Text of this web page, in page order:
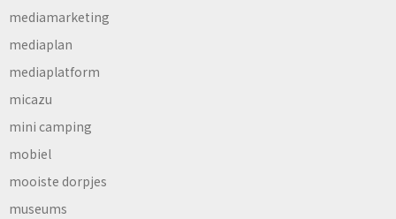
mediamarketing
mediaplan
mediaplatform
micazu
mini camping
mobiel
mooiste dorpjes
museums